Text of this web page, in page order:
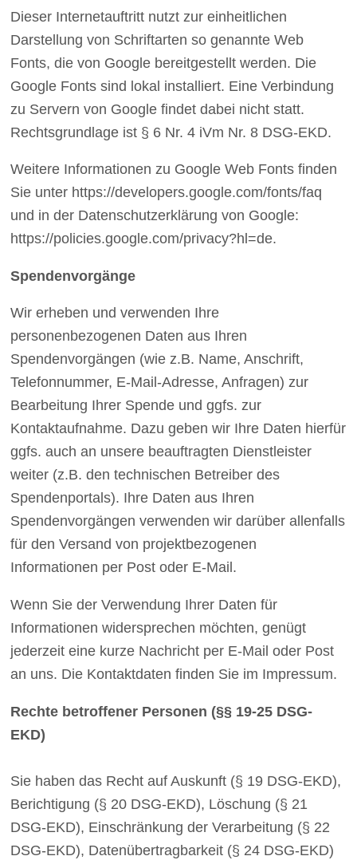
Dieser Internetauftritt nutzt zur einheitlichen
Darstellung von Schriftarten so genannte Web
Fonts, die von Google bereitgestellt werden. Die
Google Fonts sind lokal installiert. Eine Verbindung
zu Servern von Google findet dabei nicht statt.
Rechtsgrundlage ist § 6 Nr. 4 iVm Nr. 8 DSG-EKD.
Weitere Informationen zu Google Web Fonts finden
Sie unter https://developers.google.com/fonts/faq
und in der Datenschutzerklärung von Google:
https://policies.google.com/privacy?hl=de.
Spendenvorgänge
Wir erheben und verwenden Ihre
personenbezogenen Daten aus Ihren
Spendenvorgängen (wie z.B. Name, Anschrift,
Telefonnummer, E-Mail-Adresse, Anfragen) zur
Bearbeitung Ihrer Spende und ggfs. zur
Kontaktaufnahme. Dazu geben wir Ihre Daten hierfür
ggfs. auch an unsere beauftragten Dienstleister
weiter (z.B. den technischen Betreiber des
Spendenportals). Ihre Daten aus Ihren
Spendenvorgängen verwenden wir darüber allenfalls
für den Versand von projektbezogenen
Informationen per Post oder E-Mail.
Wenn Sie der Verwendung Ihrer Daten für
Informationen widersprechen möchten, genügt
jederzeit eine kurze Nachricht per E-Mail oder Post
an uns. Die Kontaktdaten finden Sie im Impressum.
Rechte betroffener Personen (§§ 19-25 DSG-
EKD)
Sie haben das Recht auf Auskunft (§ 19 DSG-EKD),
Berichtigung (§ 20 DSG-EKD), Löschung (§ 21
DSG-EKD), Einschränkung der Verarbeitung (§ 22
DSG-EKD), Datenübertragbarkeit (§ 24 DSG-EKD)